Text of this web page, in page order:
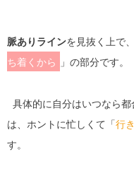
脈ありラインを見抜く上で
ち着くから
」の部分です。
具体的に自分はいつなら
は、ホントに忙しくて「行
す。